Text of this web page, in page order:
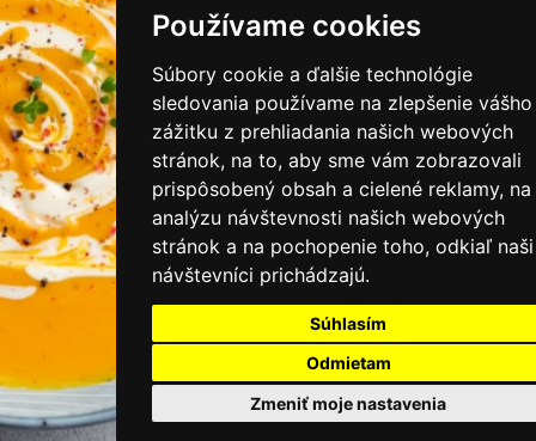
Používame cookies
Súbory cookie a ďalšie technológie
sledovania používame na zlepšenie vášho
zážitku z prehliadania našich webových
stránok, na to, aby sme vám zobrazovali
prispôsobený obsah a cielené reklamy, na
analýzu návštevnosti našich webových
stránok a na pochopenie toho, odkiaľ naši
návštevníci prichádzajú.
Súhlasím
Odmietam
Zmeniť moje nastavenia
KONTAKTUJTE NÁS
PRIHLÁSIŤ SA DO ZÁKAZNÍCKEJ ZÓNY
Všeobecné obchodné podmienky
Ochrana osobných údajov
Cookies
Moje KamNaMenu
Pridať reštauráciu
Cenník balíkov